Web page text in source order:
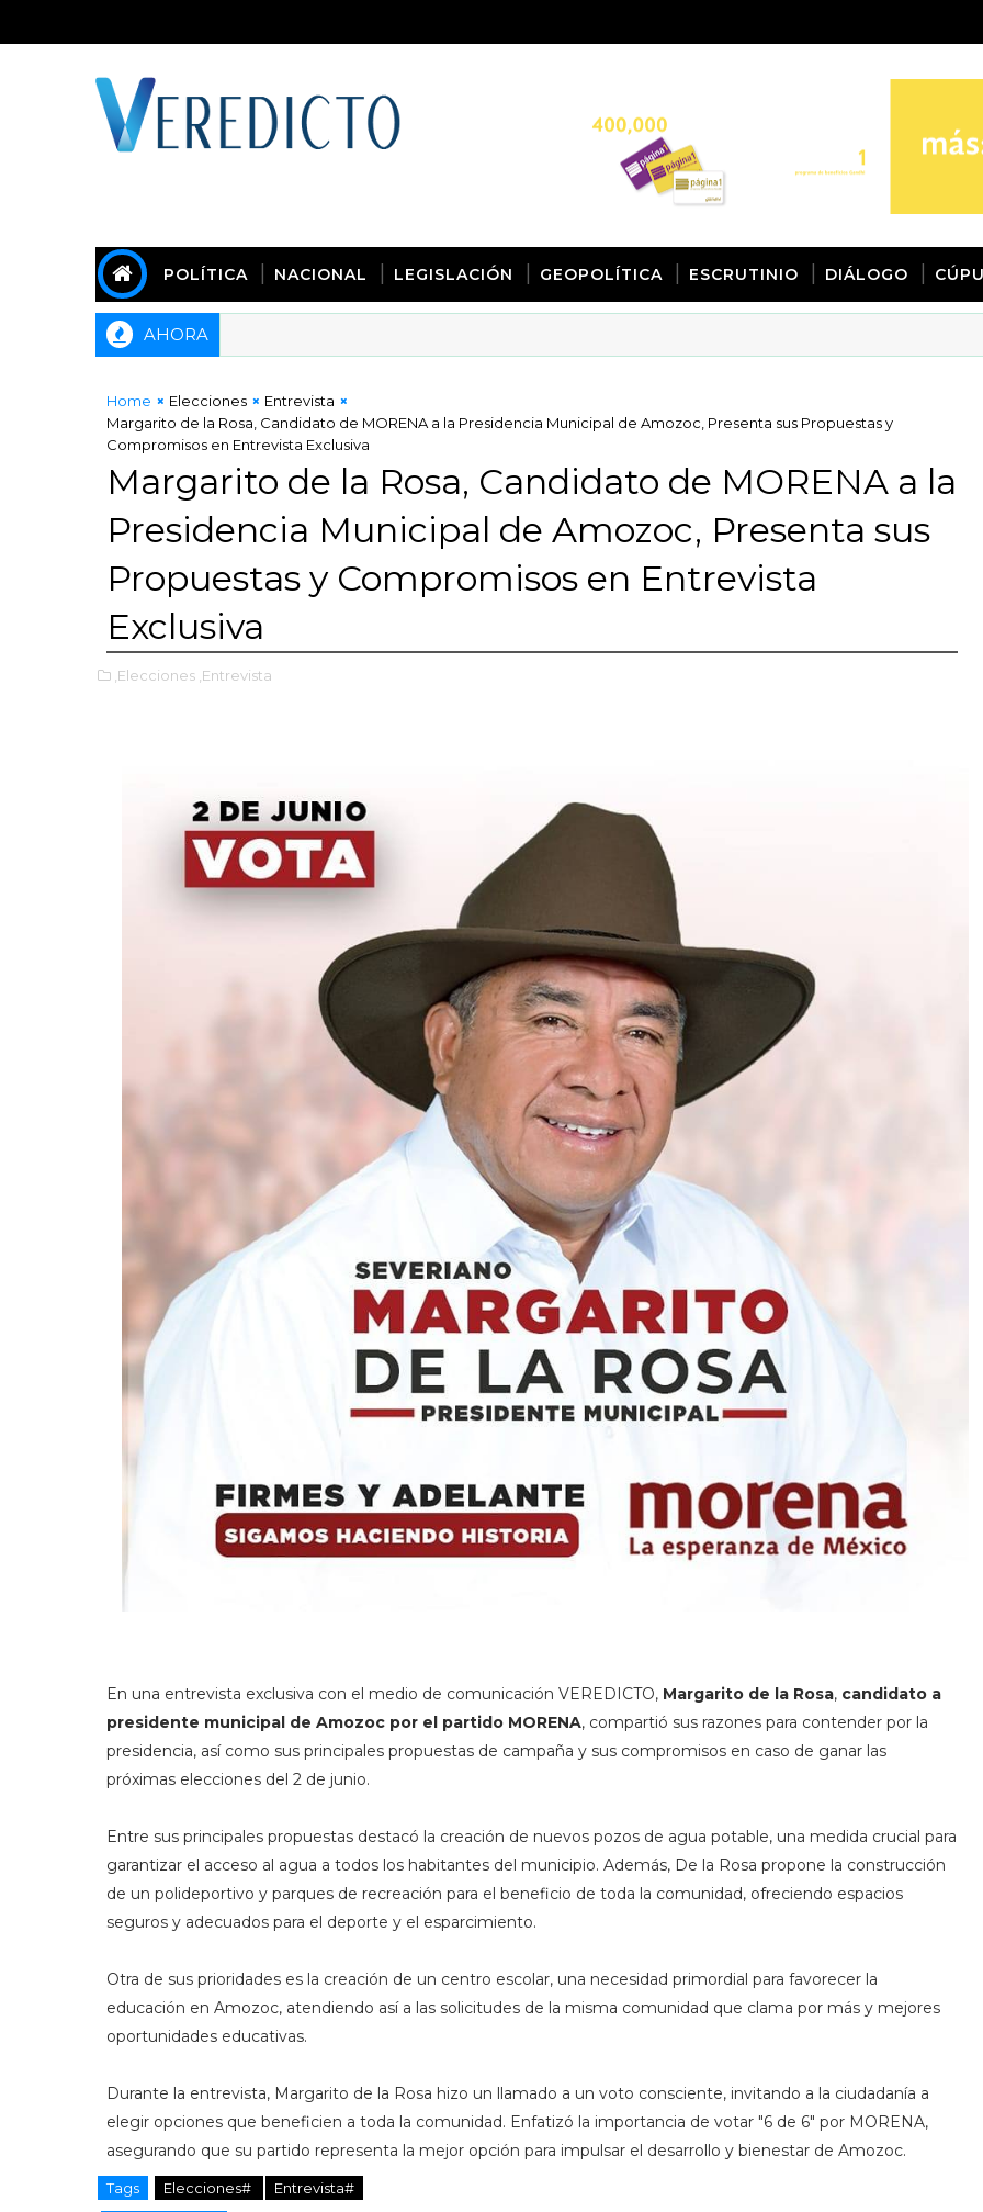
POLÍTICA NACIONAL LEGISLACIÓN GEOPOLÍTICA ESCRUTINIO DIÁLOGO
AHORA
Home Elecciones
Entrevista
Margarito de la Rosa, Candidato de MORENA a la Presidencia Municipal de Amozoc, Presenta sus Propuestas y
Compromisos en Entrevista Exclusiva
Margarito de la Rosa, Candidato de MORENA a la
Presidencia Municipal de Amozoc, Presenta sus
Propuestas y Compromisos en Entrevista
Exclusiva
,Elecciones ,Entrevista
En una entrevista exclusiva con el medio de comunicación VEREDICTO, Margarito de la Rosa, candidato a
presidente municipal de Amozoc por el partido MORENA, compartió sus razones para contender por la
presidencia, así como sus principales propuestas de campaña y sus compromisos en caso de ganar las
próximas elecciones del 2 de junio.
Entre sus principales propuestas destacó la creación de nuevos pozos de agua potable, una medida crucial para
garantizar el acceso al agua a todos los habitantes del municipio. Además, De la Rosa propone la construcción
de un polideportivo y parques de recreación para el beneficio de toda la comunidad, ofreciendo espacios
seguros y adecuados para el deporte y el esparcimiento.
Otra de sus prioridades es la creación de un centro escolar, una necesidad primordial para favorecer la
educación en Amozoc, atendiendo así a las solicitudes de la misma comunidad que clama por más y mejores
oportunidades educativas.
Durante la entrevista, Margarito de la Rosa hizo un llamado a un voto consciente, invitando a la ciudadanía a
elegir opciones que beneficien a toda la comunidad. Enfatizó la importancia de votar "6 de 6" por MORENA,
asegurando que su partido representa la mejor opción para impulsar el desarrollo y bienestar de Amozoc.
Tags Elecciones# Entrevista#